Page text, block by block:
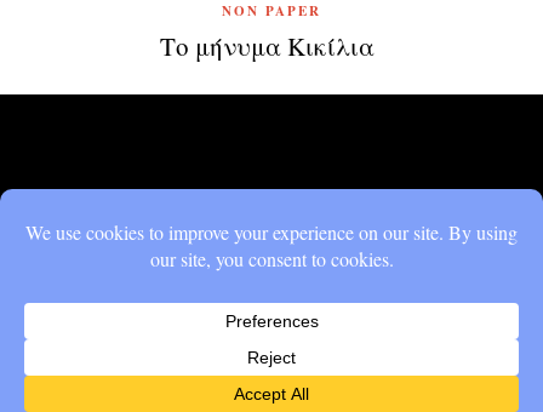
NON PAPER
Το μήνυμα Κικίλια